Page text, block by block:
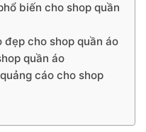
biến cho shop quần
đẹp cho shop quần áo
quần áo
cáo cho shop